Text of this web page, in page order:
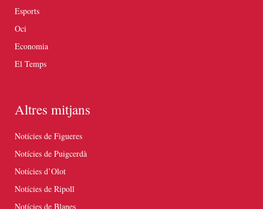
Esports
Oci
Economia
El Temps
Altres mitjans
Notícies de Figueres
Notícies de Puigcerdà
Notícies d’Olot
Notícies de Ripoll
Notícies de Blanes